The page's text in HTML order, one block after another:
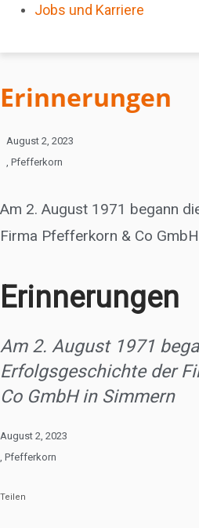
Jobs und Karriere
Erinnerungen
August 2, 2023
Pfefferkorn
Am 2. August 1971 begann
Firma Pfefferkorn & Co
Erinnerungen
Am 2. August 1971
Erfolgsgeschichte der
Co GmbH in Simmern
August 2, 2023
Pfefferkorn
Teilen